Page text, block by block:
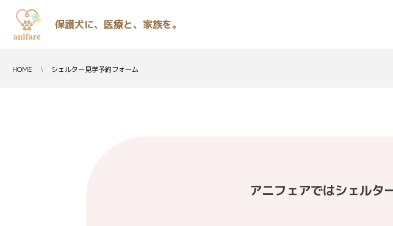
保護犬に、医療と、家族を。
HOME シェルター見学予約フォーム
アニフェアではシェルタ